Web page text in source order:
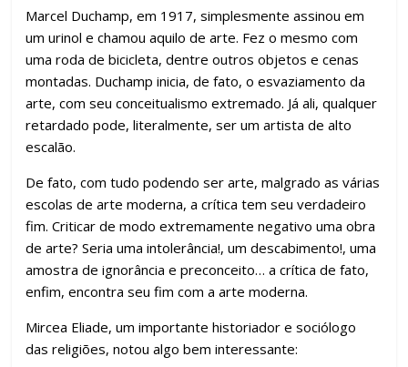
Marcel Duchamp, em 1917, simplesmente assinou em
um urinol e chamou aquilo de arte. Fez o mesmo com
uma roda de bicicleta, dentre outros objetos e cenas
montadas. Duchamp inicia, de fato, o esvaziamento da
arte, com seu conceitualismo extremado. Já ali, qualquer
retardado pode, literalmente, ser um artista de alto
escalão.
De fato, com tudo podendo ser arte, malgrado as várias
escolas de arte moderna, a crítica tem seu verdadeiro
fim. Criticar de modo extremamente negativo uma obra
de arte? Seria uma intolerância!, um descabimento!, uma
amostra de ignorância e preconceito… a crítica de fato,
enfim, encontra seu fim com a arte moderna.
Mircea Eliade, um importante historiador e sociólogo
das religiões, notou algo bem interessante: